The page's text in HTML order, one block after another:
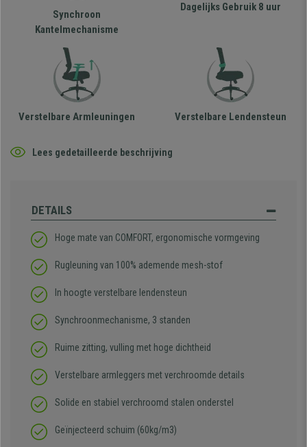
Synchroon
Kantelmechanisme
Dagelijks Gebruik 8 uur
Verstelbare Armleuningen Verstelbare Lendensteun
Lees gedetailleerde beschrijving
DETAILS
Hoge mate van COMFORT, ergonomische vormgeving
Rugleuning van 100% ademende mesh-stof
In hoogte verstelbare lendensteun
Synchroonmechanisme, 3 standen
Ruime zitting, vulling met hoge dichtheid
Verstelbare armleggers met verchroomde details
Solide en stabiel verchroomd stalen onderstel
Geïnjecteerd schuim (60kg/m3)